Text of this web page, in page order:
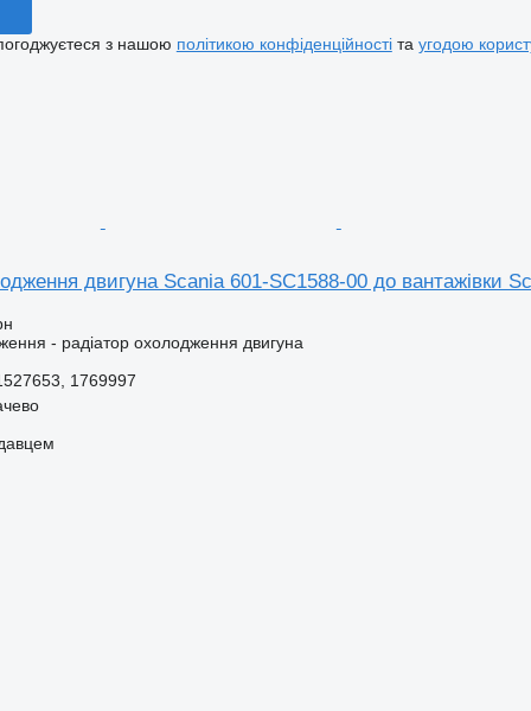
з нашою політикою конфіденційностіта угодою
двигуна Scania 601-SC1588-00 до вантажівки
- радіатор охолодження двигуна
1769997